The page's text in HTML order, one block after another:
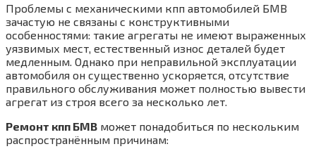
Проблемы с механическими кпп автомобилей БМВ
зачастую не связаны с конструктивными
особенностями: такие агрегаты не имеют выраженных
уязвимых мест, естественный износ деталей будет
медленным. Однако при неправильной эксплуатации
автомобиля он существенно ускоряется, отсутствие
правильного обслуживания может полностью вывести
агрегат из строя всего за несколько лет.
Ремонт кпп БМВ может понадобиться по нескольким
распространённым причинам: